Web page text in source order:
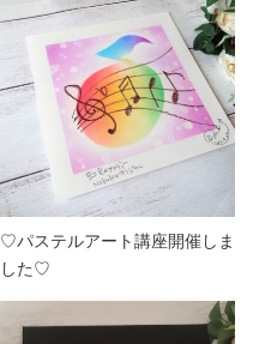
♡パステルアート講座開催しま
した♡